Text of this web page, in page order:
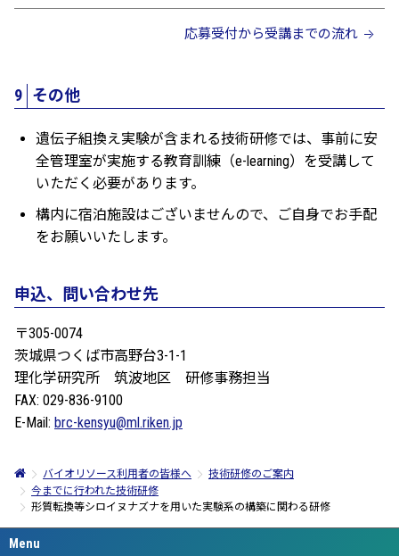
応募受付から受講までの流れ
9 その他
遺伝子組換え実験が含まれる技術研修では、事前に安
全管理室が実施する教育訓練（e-learning）を受講して
いただく必要があります。
構内に宿泊施設はございませんので、ご自身でお手配
をお願いいたします。
申込、問い合わせ先
〒305-0074
茨城県つくば市高野台3-1-1
理化学研究所 筑波地区 研修事務担当
FAX: 029-836-9100
E-Mail: brc-kensyu@ml.riken.jp
バイオリソース利用者の皆様へ
技術研修のご案内
今までに行われた技術研修
形質転換等シロイヌナズナを用いた実験系の構築に関わる研修